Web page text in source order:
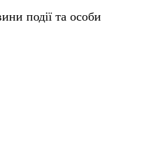
події та особи